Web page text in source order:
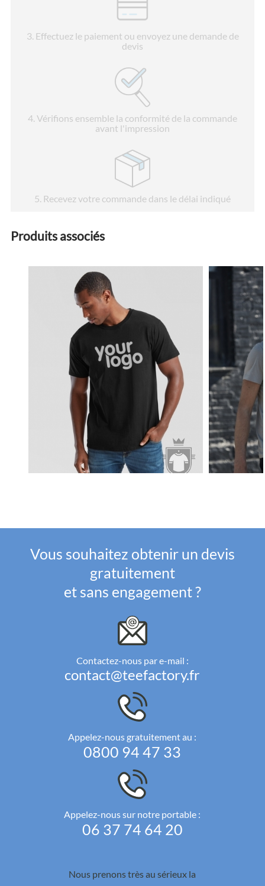
3. Effectuez le paiement ou envoyez une demande de
devis
4. Vérifions ensemble la conformité de la commande
avant l'impression
5. Recevez votre commande dans le délai indiqué
Produits associés
Vous souhaitez obtenir un devis
gratuitement
et sans engagement ?
Contactez-nous par e-mail :
contact@teefactory.fr
Appelez-nous gratuitement au :
0800 94 47 33
Appelez-nous sur notre portable :
06 37 74 64 20
Nous prenons très au sérieux la